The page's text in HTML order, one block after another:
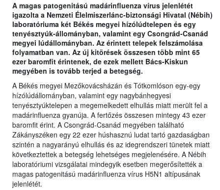
A magas patogenitású madárinfluenza vírus jelenlétét
igazolta a Nemzeti Élelmiszerlánc-biztonsági Hivatal (Nébih)
laboratóriuma két Békés megyei hízólúdtelepen és egy
tenyésztyúk-állományban, valamint egy Csongrád-Csanád
megyei lúdállományban. Az érintett telepek felszámolása
folyamatban van. Az új kitörések összesen több mint 65
ezer baromfit érintenek, de ezek mellett Bács-Kiskun
megyében is tovább terjed a betegség.
A Békés megyei Mezőkovácsházán és Tótkomlóson egy-egy
hízólúdállományban, valamint egy nagybánhegyesi
tenyésztyúktelepen a megemelkedett elhullás miatt merült fel a
madárinfluenza gyanúja. A fertőzés összesen mintegy 43 ezer
baromfit érint. A Csongrád-Csanád megyében található
Zákányszéken egy 22 ezer húshasznú ludat tartó gazdaságban
szintén a nagyarányú elhullás és az idegrendszeri tünetek miatt
következtettek a betegség lehetséges megjelenésére. A Nébih
laboratóriumi vizsgálatai mindegyik esetben megerősítették a
magas patogenitású madárinfluenza vírus H5N1 altípusának
jelenlétét.